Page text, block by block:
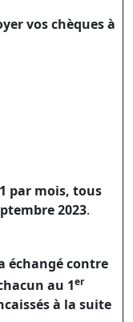
vos chèques à
par mois, tous
2023.
échangé contre
au 1er
à la suite